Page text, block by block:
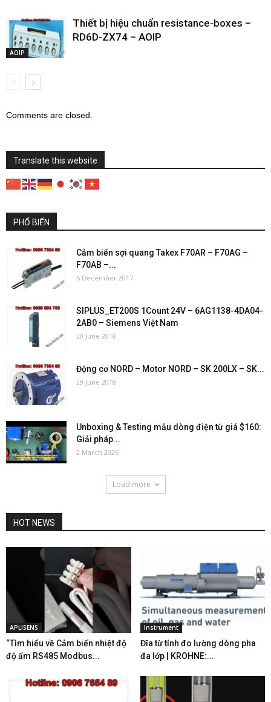
AOIP
Thiết bị hiệu chuẩn resistance-boxes –
RD6D-ZX74 – AOIP
Comments are closed.
Translate this website
PHỔ BIẾN
Cảm biến sợi quang Takex F70AR – F70AG –
F70AB –...
6 December 2017
SIPLUS_ET200S 1Count 24V – 6AG1138-4DA04-
2AB0 – Siemens Việt Nam
20 June 2018
Động cơ NORD – Motor NORD – SK 200LX – SK...
29 June 2018
Unboxing & Testing mẫu dòng điện từ giá $160:
Giải pháp...
2 March 2026
Load more
HOT NEWS
APLISENS
“Tìm hiểu về Cảm biến nhiệt độ
độ ẩm RS485 Modbus...
Instrument
Đĩa từ tính đo lường dòng pha
đa lớp | KROHNE:...